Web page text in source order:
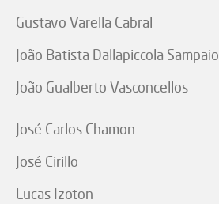
Gustavo Varella Cabral
João Batista Dallapiccola Sampaio
João Gualberto Vasconcellos
José Carlos Chamon
José Cirillo
Lucas Izoton